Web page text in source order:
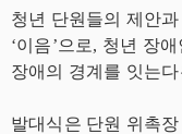
청년 단원들의 제안
‘이음’으로, 청년 장
장애의 경계를 잇는
발대식은 단원 위촉